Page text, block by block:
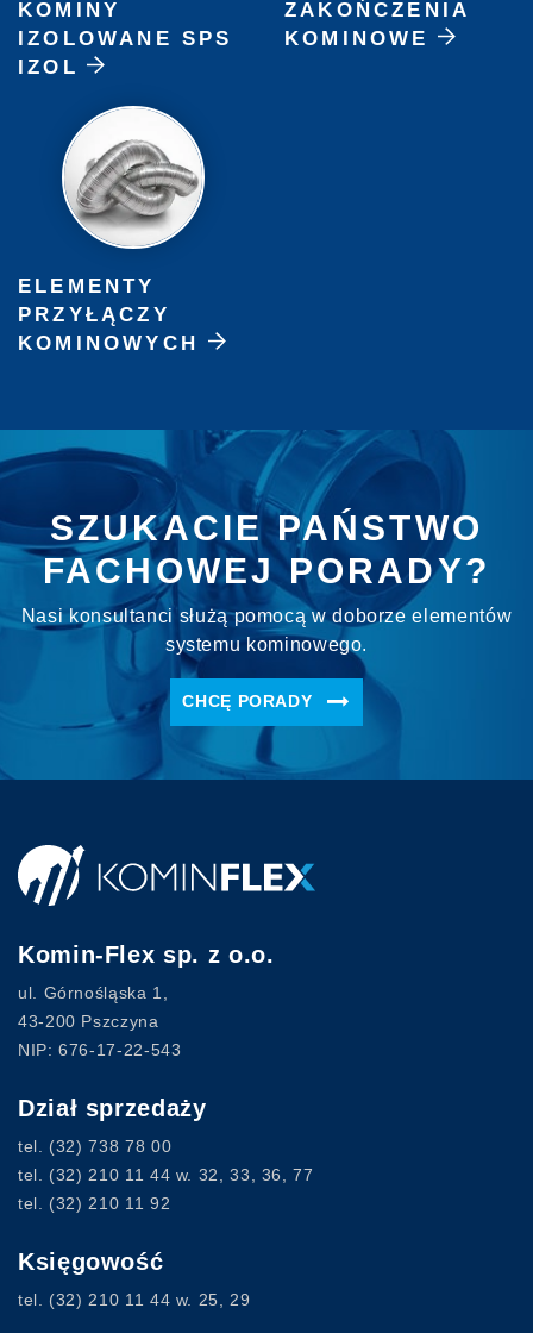
KOMINY
IZOLOWANE SPS
IZOL
ZAKOŃCZENIA
KOMINOWE
ELEMENTY
PRZYŁĄCZY
KOMINOWYCH
SZUKACIE PAŃSTWO
FACHOWEJ PORADY?
Nasi konsultanci służą pomocą w doborze elementów
systemu kominowego.
CHCĘ PORADY
Komin-Flex sp. z o.o.
ul. Górnośląska 1,
43-200 Pszczyna
NIP: 676-17-22-543
Dział sprzedaży
tel. (32) 738 78 00
tel. (32) 210 11 44 w. 32, 33, 36, 77
tel. (32) 210 11 92
Księgowość
tel. (32) 210 11 44 w. 25, 29